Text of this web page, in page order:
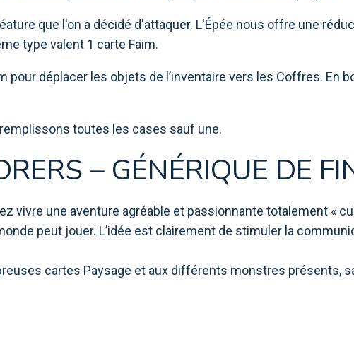
que l'on a décidé d'attaquer. L'Épée nous offre une
type valent 1 carte Faim.
pour déplacer les objets de l’inventaire vers les Coffres. En
toutes les cases sauf une.
– GÉNÉRIQUE DE
vivre une aventure agréable et passionnante totalement «
peut jouer. L’idée est clairement de stimuler la
cartes Paysage et aux différents monstres